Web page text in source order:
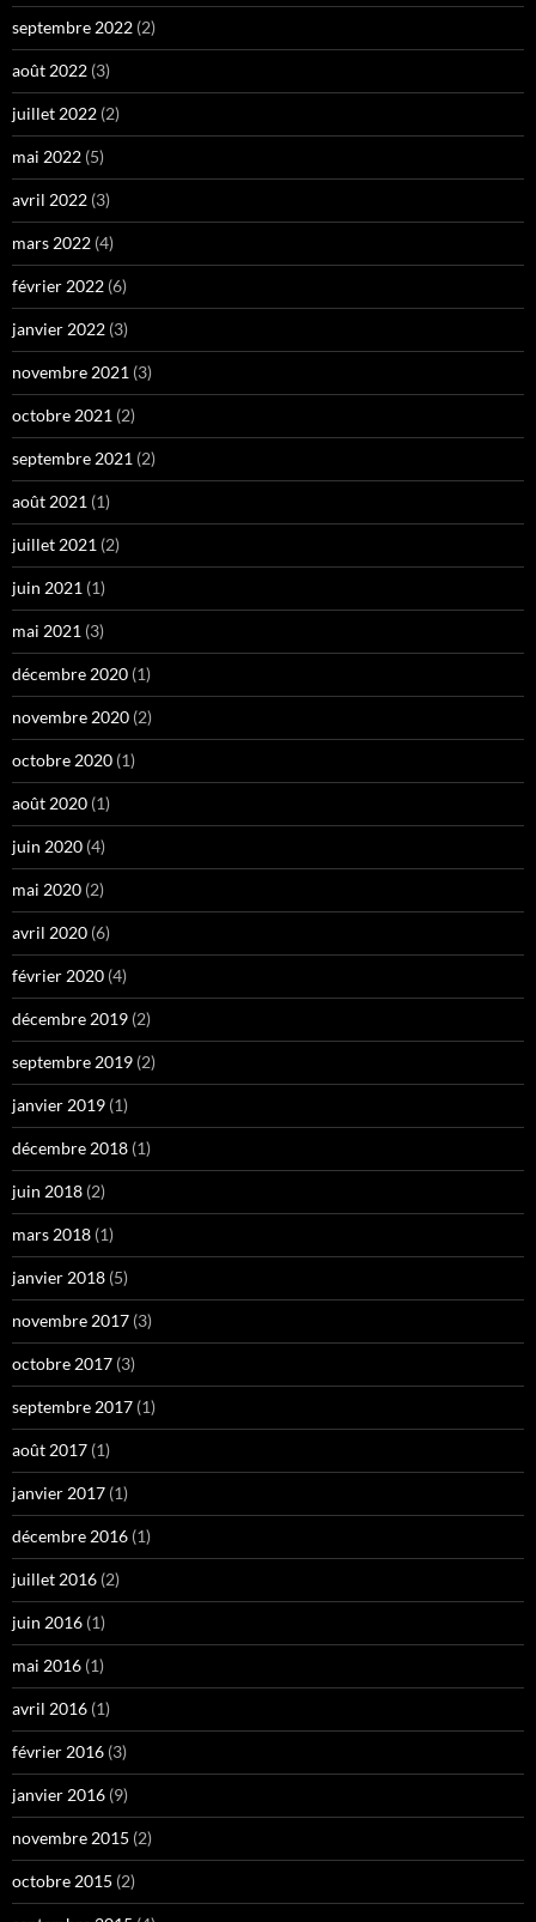
septembre 2022 (2)
août 2022 (3)
juillet 2022 (2)
mai 2022 (5)
avril 2022 (3)
mars 2022 (4)
février 2022 (6)
janvier 2022 (3)
novembre 2021 (3)
octobre 2021 (2)
septembre 2021 (2)
août 2021 (1)
juillet 2021 (2)
juin 2021 (1)
mai 2021 (3)
décembre 2020 (1)
novembre 2020 (2)
octobre 2020 (1)
août 2020 (1)
juin 2020 (4)
mai 2020 (2)
avril 2020 (6)
février 2020 (4)
décembre 2019 (2)
septembre 2019 (2)
janvier 2019 (1)
décembre 2018 (1)
juin 2018 (2)
mars 2018 (1)
janvier 2018 (5)
novembre 2017 (3)
octobre 2017 (3)
septembre 2017 (1)
août 2017 (1)
janvier 2017 (1)
décembre 2016 (1)
juillet 2016 (2)
juin 2016 (1)
mai 2016 (1)
avril 2016 (1)
février 2016 (3)
janvier 2016 (9)
novembre 2015 (2)
octobre 2015 (2)